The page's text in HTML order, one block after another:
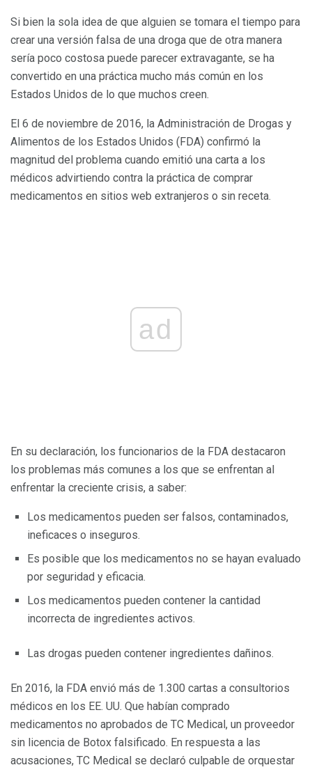
Si bien la sola idea de que alguien se tomara el tiempo para
crear una versión falsa de una droga que de otra manera
sería poco costosa puede parecer extravagante, se ha
convertido en una práctica mucho más común en los
Estados Unidos de lo que muchos creen.
El 6 de noviembre de 2016, la Administración de Drogas y
Alimentos de los Estados Unidos (FDA) confirmó la
magnitud del problema cuando emitió una carta a los
médicos advirtiendo contra la práctica de comprar
medicamentos en sitios web extranjeros o sin receta.
ad
En su declaración, los funcionarios de la FDA destacaron
los problemas más comunes a los que se enfrentan al
enfrentar la creciente crisis, a saber:
Los medicamentos pueden ser falsos, contaminados,
ineficaces o inseguros.
Es posible que los medicamentos no se hayan evaluado
por seguridad y eficacia.
Los medicamentos pueden contener la cantidad
incorrecta de ingredientes activos.
Las drogas pueden contener ingredientes dañinos.
En 2016, la FDA envió más de 1.300 cartas a consultorios
médicos en los EE. UU. Que habían comprado
medicamentos no aprobados de TC Medical, un proveedor
sin licencia de Botox falsificado. En respuesta a las
acusaciones, TC Medical se declaró culpable de orquestar